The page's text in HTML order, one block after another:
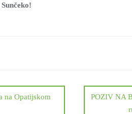
na Opatijskom
POZIV NA